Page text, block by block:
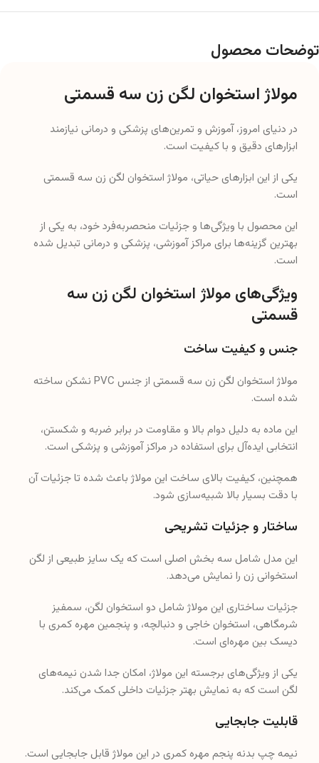
توضحات محصول
مولاژ استخوان لگن زن سه قسمتی
در دنیای امروز، آموزش و تمرین‌های پزشکی و درمانی نیازمند
ابزارهای دقیق و با کیفیت است.
یکی از این ابزارهای حیاتی، مولاژ استخوان لگن زن سه قسمتی
است.
این محصول با ویژگی‌ها و جزئیات منحصربه‌فرد خود، به یکی از
بهترین گزینه‌ها برای مراکز آموزشی، پزشکی و درمانی تبدیل شده
است.
ویژگی‌های مولاژ استخوان لگن زن سه
قسمتی
جنس و کیفیت ساخت
مولاژ استخوان لگن زن سه قسمتی از جنس PVC نشکن ساخته
شده است.
این ماده به دلیل دوام بالا و مقاومت در برابر ضربه و شکستن،
انتخابی ایده‌آل برای استفاده در مراکز آموزشی و پزشکی است.
همچنین، کیفیت بالای ساخت این مولاژ باعث شده تا جزئیات آن
با دقت بسیار بالا شبیه‌سازی شود.
ساختار و جزئیات تشریحی
این مدل شامل سه بخش اصلی است که یک سایز طبیعی از لگن
استخوانی زن را نمایش می‌دهد.
جزئیات ساختاری این مولاژ شامل دو استخوان لگن، سمفیز
شرمگاهی، استخوان خاجی و دنبالچه، و پنجمین مهره کمری با
دیسک بین مهره‌ای است.
یکی از ویژگی‌های برجسته این مولاژ، امکان جدا شدن نیمه‌های
لگن است که به نمایش بهتر جزئیات داخلی کمک می‌کند.
قابلیت جابجایی
نیمه چپ بدنه پنجم مهره کمری در این مولاژ قابل جابجایی است.